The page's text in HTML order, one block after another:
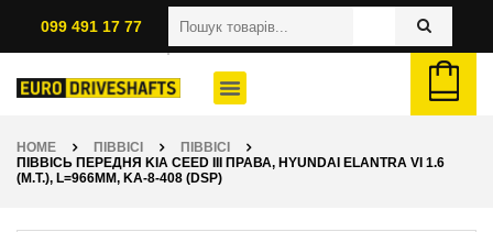
099 491 17 77
HOME ПІВВІСІ
ПІВВІСІ
ПІВВІСЬ ПЕРЕДНЯ KIA CEED III ПРАВА, HYUNDAI ELANTRA VI 1.6
(M.T.), L=966ММ, KA-8-408 (DSP)